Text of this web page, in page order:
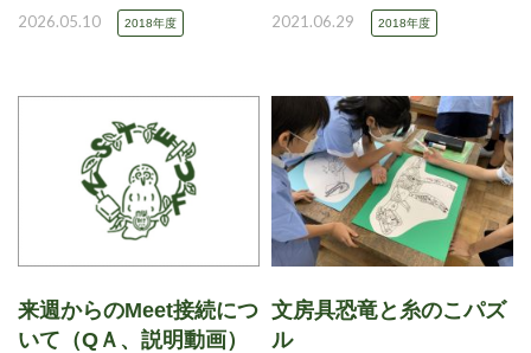
2026.05.10 2018年度 2021.06.29 2018年度
来週からのMeet接続につ
いて（QＡ、説明動画）
文房具恐竜と糸のこパズ
ル